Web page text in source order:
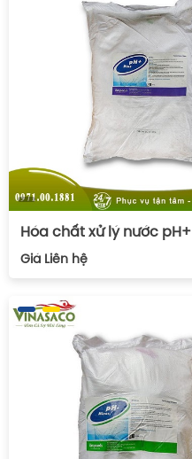
Hóa chất xử lý nước pH+
Giá Liên hệ